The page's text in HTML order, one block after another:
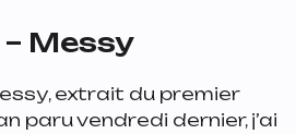
Messy
, extrait du premier
paru vendredi dernier, j’ai